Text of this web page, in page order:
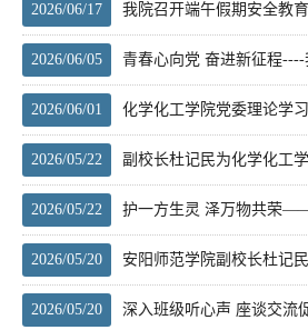
2026/06/17 我院召开端午假期安全教
2026/06/05 青春心向党 奋进新征程----
2026/06/01 化学化工学院党委理论学
2026/05/22 副校长杜记民为化学化工
2026/05/22 护一方生灵 泽万物共荣
2026/05/20 安阳师范学院副校长杜记
2026/05/20 深入班级听心声 座谈交